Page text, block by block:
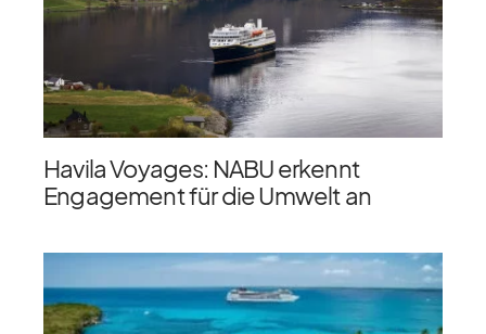
Havila Voyages: NABU erkennt
Engagement für die Umwelt an